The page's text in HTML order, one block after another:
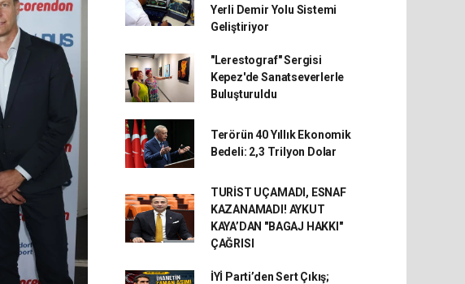
Yerli Demir Yolu Sistemi
Geliştiriyor
"Lerestograf" Sergisi
Kepez'de Sanatseverlerle
Buluşturuldu
Terörün 40 Yıllık Ekonomik
Bedeli: 2,3 Trilyon Dolar
TURİST UÇAMADI, ESNAF
KAZANAMADI! AYKUT
KAYA’DAN "BAGAJ HAKKI"
ÇAĞRISI
İYİ Parti’den Sert Çıkış;